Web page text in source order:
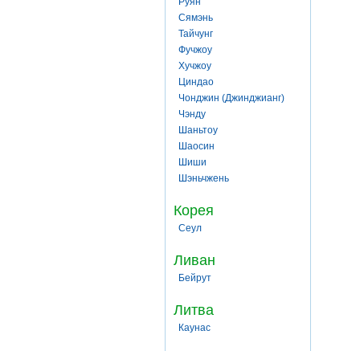
Сямэнь
Тайчунг
Фучжоу
Хучжоу
Циндао
Чонджин (Джинджианг)
Чэнду
Шаньтоу
Шаосин
Шиши
Шэньчжень
Корея
Сеул
Ливан
Бейрут
Литва
Каунас